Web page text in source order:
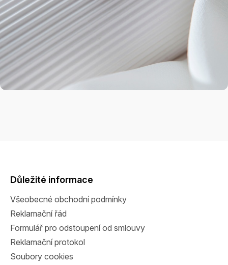
Důležité informace
Všeobecné obchodní podmínky
Reklamační řád
Formulář pro odstoupení od smlouvy
Reklamační protokol
Soubory cookies